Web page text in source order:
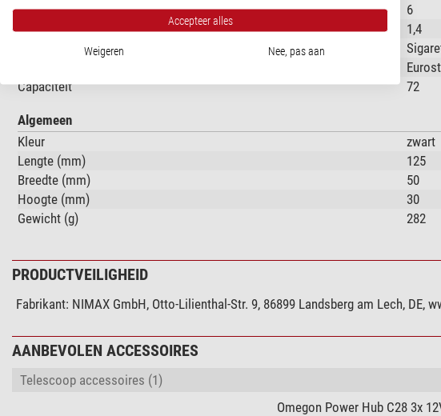
Stroomsterkte (A)
6
Lengte van de kabel (m)
1,4
Capaciteit
72
Algemeen
Kleur
zwart
Lengte (mm)
125
Breedte (mm)
50
Hoogte (mm)
30
Gewicht (g)
282
PRODUCTVEILIGHEID
Fabrikant: NIMAX GmbH, Otto-Lilienthal-Str. 9, 86899 Landsberg am Lech, DE,
AANBEVOLEN ACCESSOIRES
Telescoop accessoires (1)
Omegon Power Hub C28 3x
Accepteer alles
Weigeren Nee, pas aan